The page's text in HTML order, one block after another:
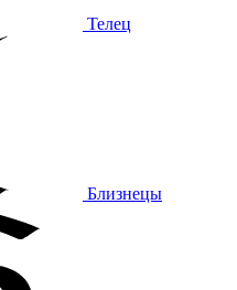
Телец
Близнецы